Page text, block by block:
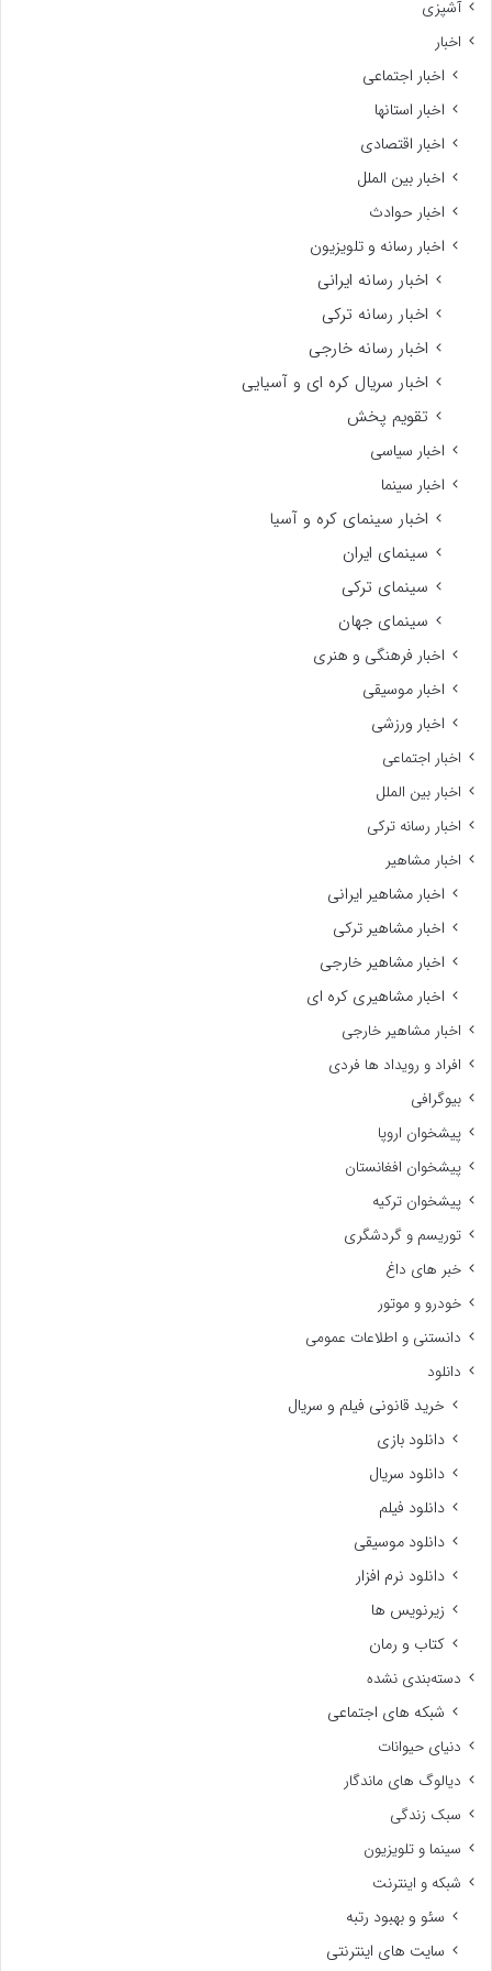
آشپزی
اخبار
اخبار اجتماعی
اخبار استانها
اخبار اقتصادی
اخبار بین الملل
اخبار حوادث
اخبار رسانه و تلویزیون
اخبار رسانه ایرانی
اخبار رسانه ترکی
اخبار رسانه خارجی
اخبار سریال کره ای و آسیایی
تقویم پخش
اخبار سیاسی
اخبار سینما
اخبار سینمای کره و آسیا
سینمای ایران
سینمای ترکی
سینمای جهان
اخبار فرهنگی و هنری
اخبار موسیقی
اخبار ورزشی
اخبار اجتماعی
اخبار بین الملل
اخبار رسانه ترکی
اخبار مشاهیر
اخبار مشاهیر ایرانی
اخبار مشاهیر ترکی
اخبار مشاهیر خارجی
اخبار مشاهیری کره ای
اخبار مشاهیر خارجی
افراد و رویداد ها فردی
بیوگرافی
پیشخوان اروپا
پیشخوان افغانستان
پیشخوان ترکیه
توریسم و گردشگری
خبر های داغ
خودرو و موتور
دانستنی و اطلاعات عمومی
دانلود
خرید قانونی فیلم و سریال
دانلود بازی
دانلود سریال
دانلود فیلم
دانلود موسیقی
دانلود نرم افزار
زیرنویس ها
کتاب و رمان
دسته‌بندی نشده
شبکه های اجتماعی
دنیای حیوانات
دیالوگ های ماندگار
سبک زندگی
سینما و تلویزیون
شبکه و اینترنت
سئو و بهبود رتبه
سایت های اینترنتی